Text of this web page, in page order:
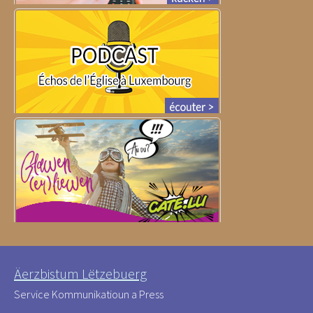
Äerzbistum Lëtzebuerg
Service Kommunikatioun a Press